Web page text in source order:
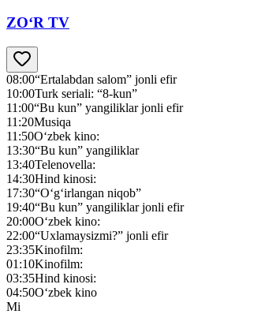
ZO‘R TV
08:00“Ertalabdan salom” jonli efir
10:00Turk seriali: “8-kun”
11:00“Bu kun” yangiliklar jonli efir
11:20Musiqa
11:50O‘zbek kino:
13:30“Bu kun” yangiliklar
13:40Telenovella:
14:30Hind kinosi:
17:30“O‘g‘irlangan niqob”
19:40“Bu kun” yangiliklar jonli efir
20:00O‘zbek kino:
22:00“Uxlamaysizmi?” jonli efir
23:35Kinofilm:
01:10Kinofilm:
03:35Hind kinosi:
04:50O‘zbek kino
Mi